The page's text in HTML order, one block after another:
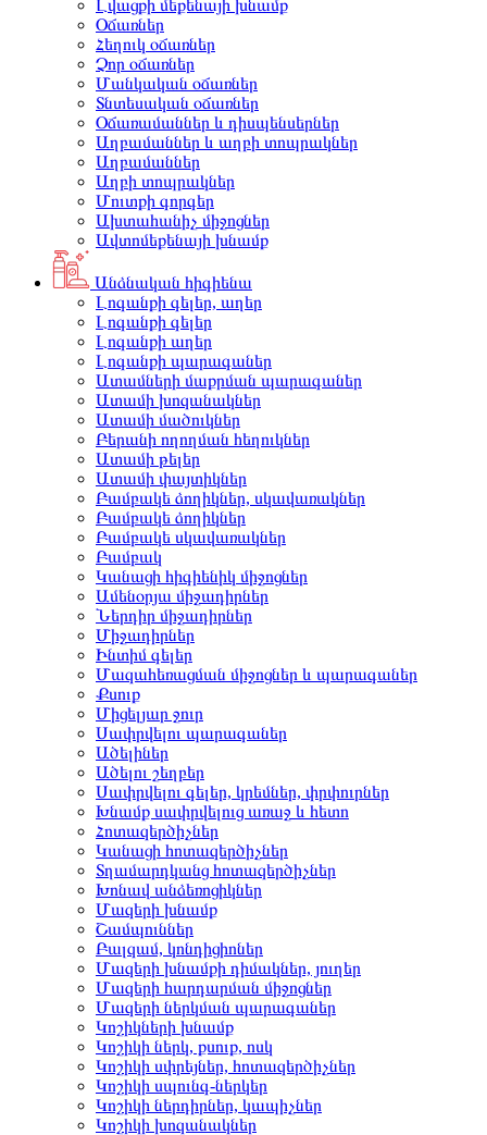
Լվացքի մեքենայի խնամք
Օճառներ
Հեղուկ օճառներ
Չոր օճառներ
Մանկական օճառներ
Տնտեսական օճառներ
Օճառամաններ և դիսպենսերներ
Աղբամաններ և աղբի տոպրակներ
Աղբամաններ
Աղբի տոպրակներ
Մուտքի գորգեր
Ախտահանիչ միջոցներ
Ավտոմեքենայի խնամք
Անձնական հիգիենա
Լոգանքի գելեր, աղեր
Լոգանքի գելեր
Լոգանքի աղեր
Լոգանքի պարագաներ
Ատամների մաքրման պարագաներ
Ատամի խոզանակներ
Ատամի մածուկներ
Բերանի ողողման հեղուկներ
Ատամի թելեր
Ատամի փայտիկներ
Բամբակե ձողիկներ, սկավառակներ
Բամբակե ձողիկներ
Բամբակե սկավառակներ
Բամբակ
Կանացի հիգիենիկ միջոցներ
Ամենօրյա միջադիրներ
Ներդիր միջադիրներ
Միջադիրներ
Ինտիմ գելեր
Մազահեռացման միջոցներ և պարագաներ
Քսուք
Միցելյար ջուր
Սափրվելու պարագաներ
Ածելիներ
Ածելու շեղբեր
Սափրվելու գելեր, կրեմներ, փրփուրներ
Խնամք սափրվելուց առաջ և հետո
Հոտազերծիչներ
Կանացի հոտազերծիչներ
Տղամարդկանց հոտազերծիչներ
Խոնավ անձեռոցիկներ
Մազերի խնամք
Շամպուններ
Բալզամ, կոնդիցիոներ
Մազերի խնամքի դիմակներ, յուղեր
Մազերի հարդարման միջոցներ
Մազերի ներկման պարագաներ
Կոշիկների խնամք
Կոշիկի ներկ, քսուք, ոսկ
Կոշիկի սփրեյներ, հոտազերծիչներ
Կոշիկի սպունգ-ներկեր
Կոշիկի ներդիրներ, կապիչներ
Կոշիկի խոզանակներ